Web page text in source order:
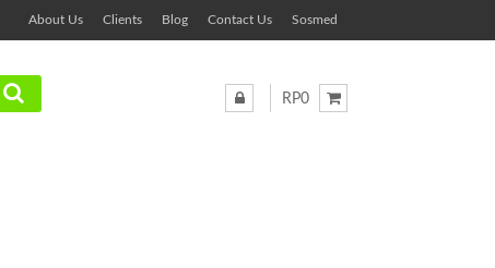
About Us Clients Blog Contact Us Sosmed
RP0